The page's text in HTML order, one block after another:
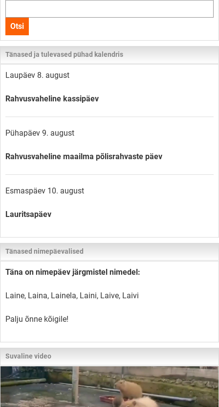
kogu
lehelt
Otsi
Tänased ja tulevased pühad kalendris
Laupäev 8. august
Rahvusvaheline kassipäev
Pühapäev 9. august
Rahvusvaheline maailma põlisrahvaste päev
Esmaspäev 10. august
Lauritsapäev
Tänased nimepäevalised
Täna on nimepäev järgmistel nimedel:
Laine, Laina, Lainela, Laini, Laive, Laivi
Palju õnne kõigile!
Suvaline video